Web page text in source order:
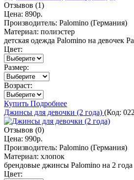
Отзывов (1)
Цена: 890р.
Производитель: Palomino (Германия)
Материал: полиэстер
детская одежда Palomino на девочек
Цвет:
Размер:
Возраст:
Купить Подробнее
Джинсы для девочки (2 года) (Код:
Отзывов (0)
Цена: 990р.
Производитель: Palomino (Германия)
Материал: хлопок
брендовые джинсы Palomino на 2 года
Цвет: